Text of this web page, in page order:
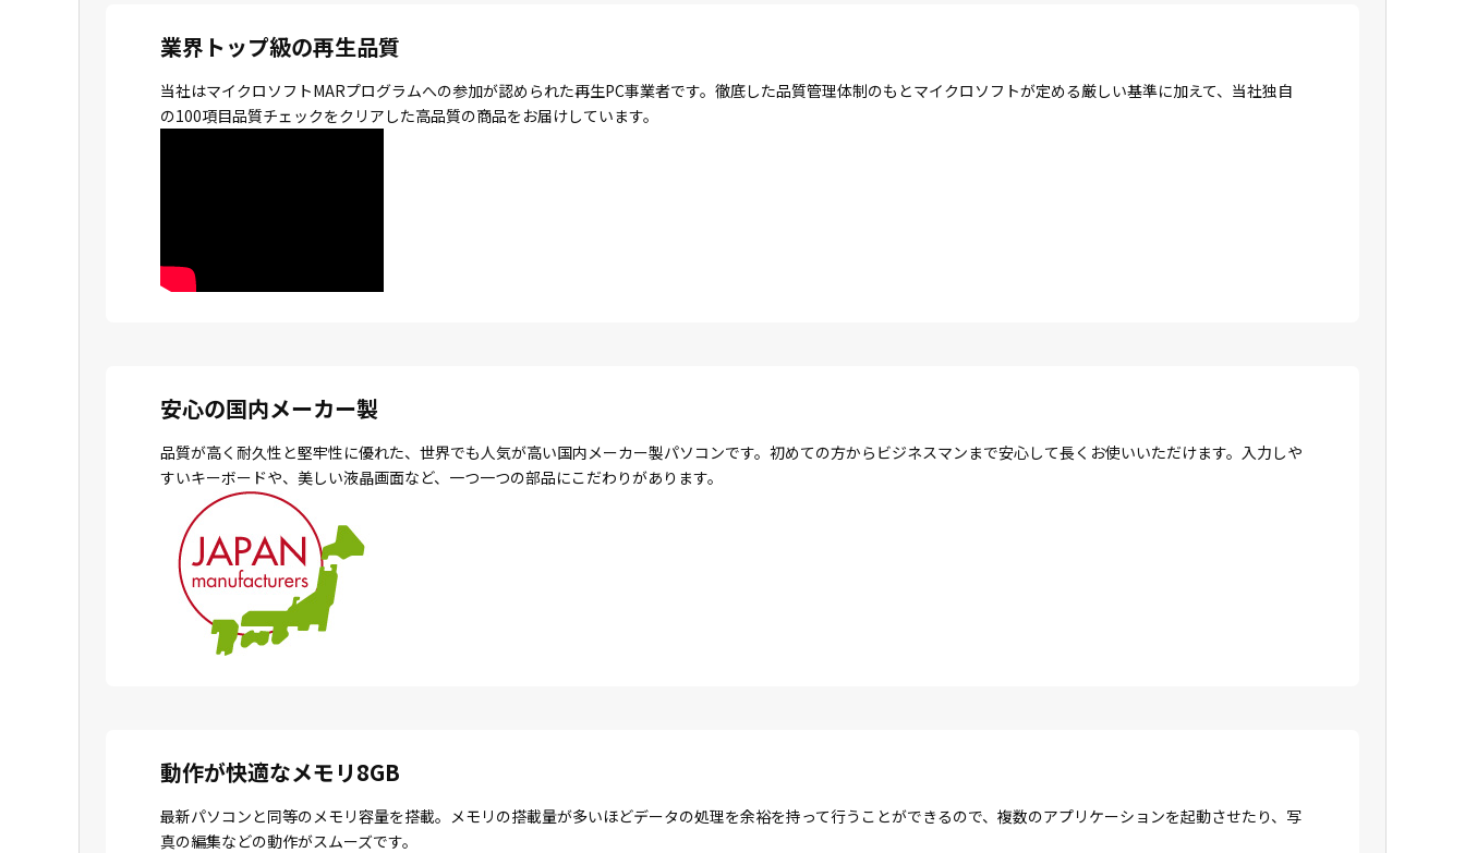
業界トップ級の再生品質
当社はマイクロソフトMARプログラムへの参加が認められた再生PC事業者です。徹底した品質管理体制のもとマイクロソフトが定める厳しい基準に加えて、当社独自
の100項目品質チェックをクリアした高品質の商品をお届けしています。
安心の国内メーカー製
品質が高く耐久性と堅牢性に優れた、世界でも人気が高い国内メーカー製パソコンです。初めての方からビジネスマンまで安心して長くお使いいただけます。入力しや
すいキーボードや、美しい液晶画面など、一つ一つの部品にこだわりがあります。
動作が快適なメモリ8GB
最新パソコンと同等のメモリ容量を搭載。メモリの搭載量が多いほどデータの処理を余裕を持って行うことができるので、複数のアプリケーションを起動させたり、写
真の編集などの動作がスムーズです。